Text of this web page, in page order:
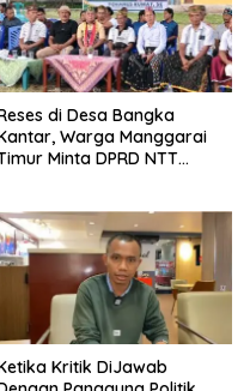
di Desa Bangka
Warga Manggarai
Minta DPRD NTT
Bagi Penunggak
Kritik DiJawab